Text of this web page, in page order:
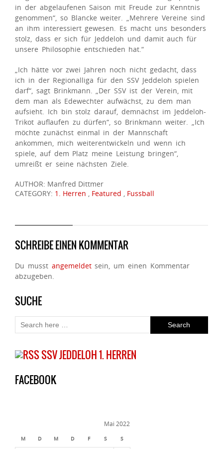
in der abgelaufenen Saison mit Freude zur Kenntnis
genommen“, so Blancke weiter. „Mehrere Vereine sind
an ihm interessiert gewesen. Es macht uns besonders
stolz, dass er sich für Jeddeloh und damit auch für
unsere Philosophie entschieden hat.“
„Ich hätte vor zwei Jahren noch nicht gedacht, dass
ich in der Regionalliga für den SSV Jeddeloh spielen
darf“, sagt Brinkmann. „Der SSV ist der Verein, mit
dem man als Edewechter aufwächst, zu dem man
aufsieht. Ich bin stolz darauf, demnächst im Jeddeloh-
Trikot auflaufen zu dürfen“, so Brinkmann weiter. „Ich
möchte zunächst einmal in der Mannschaft
ankommen, mich weiterentwickeln und wenn ich
spiele, auf dem Platz meine Leistung bringen“,
umreißt er seine nächsten Ziele.
AUTHOR: Manfred Dittmer
CATEGORY: 1. Herren , Featured , Fussball
SCHREIBE EINEN KOMMENTAR
Du musst angemeldetsein, um einen Kommentar
abzugeben.
SUCHE
SSV JEDDELOH 1. HERREN
FACEBOOK
Mai 2022
M D M D F S S